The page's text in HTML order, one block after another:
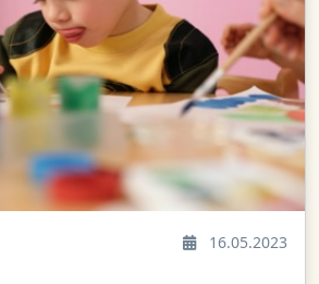
16.05.2023